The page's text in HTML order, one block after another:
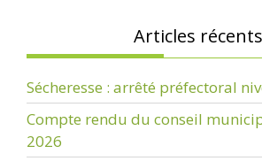
Articles récents
Sécheresse : arrêté préfectoral
Compte rendu du conseil
2026